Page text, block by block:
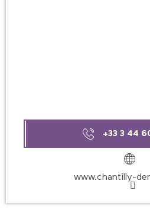
+33 3 44
www.chantilly-